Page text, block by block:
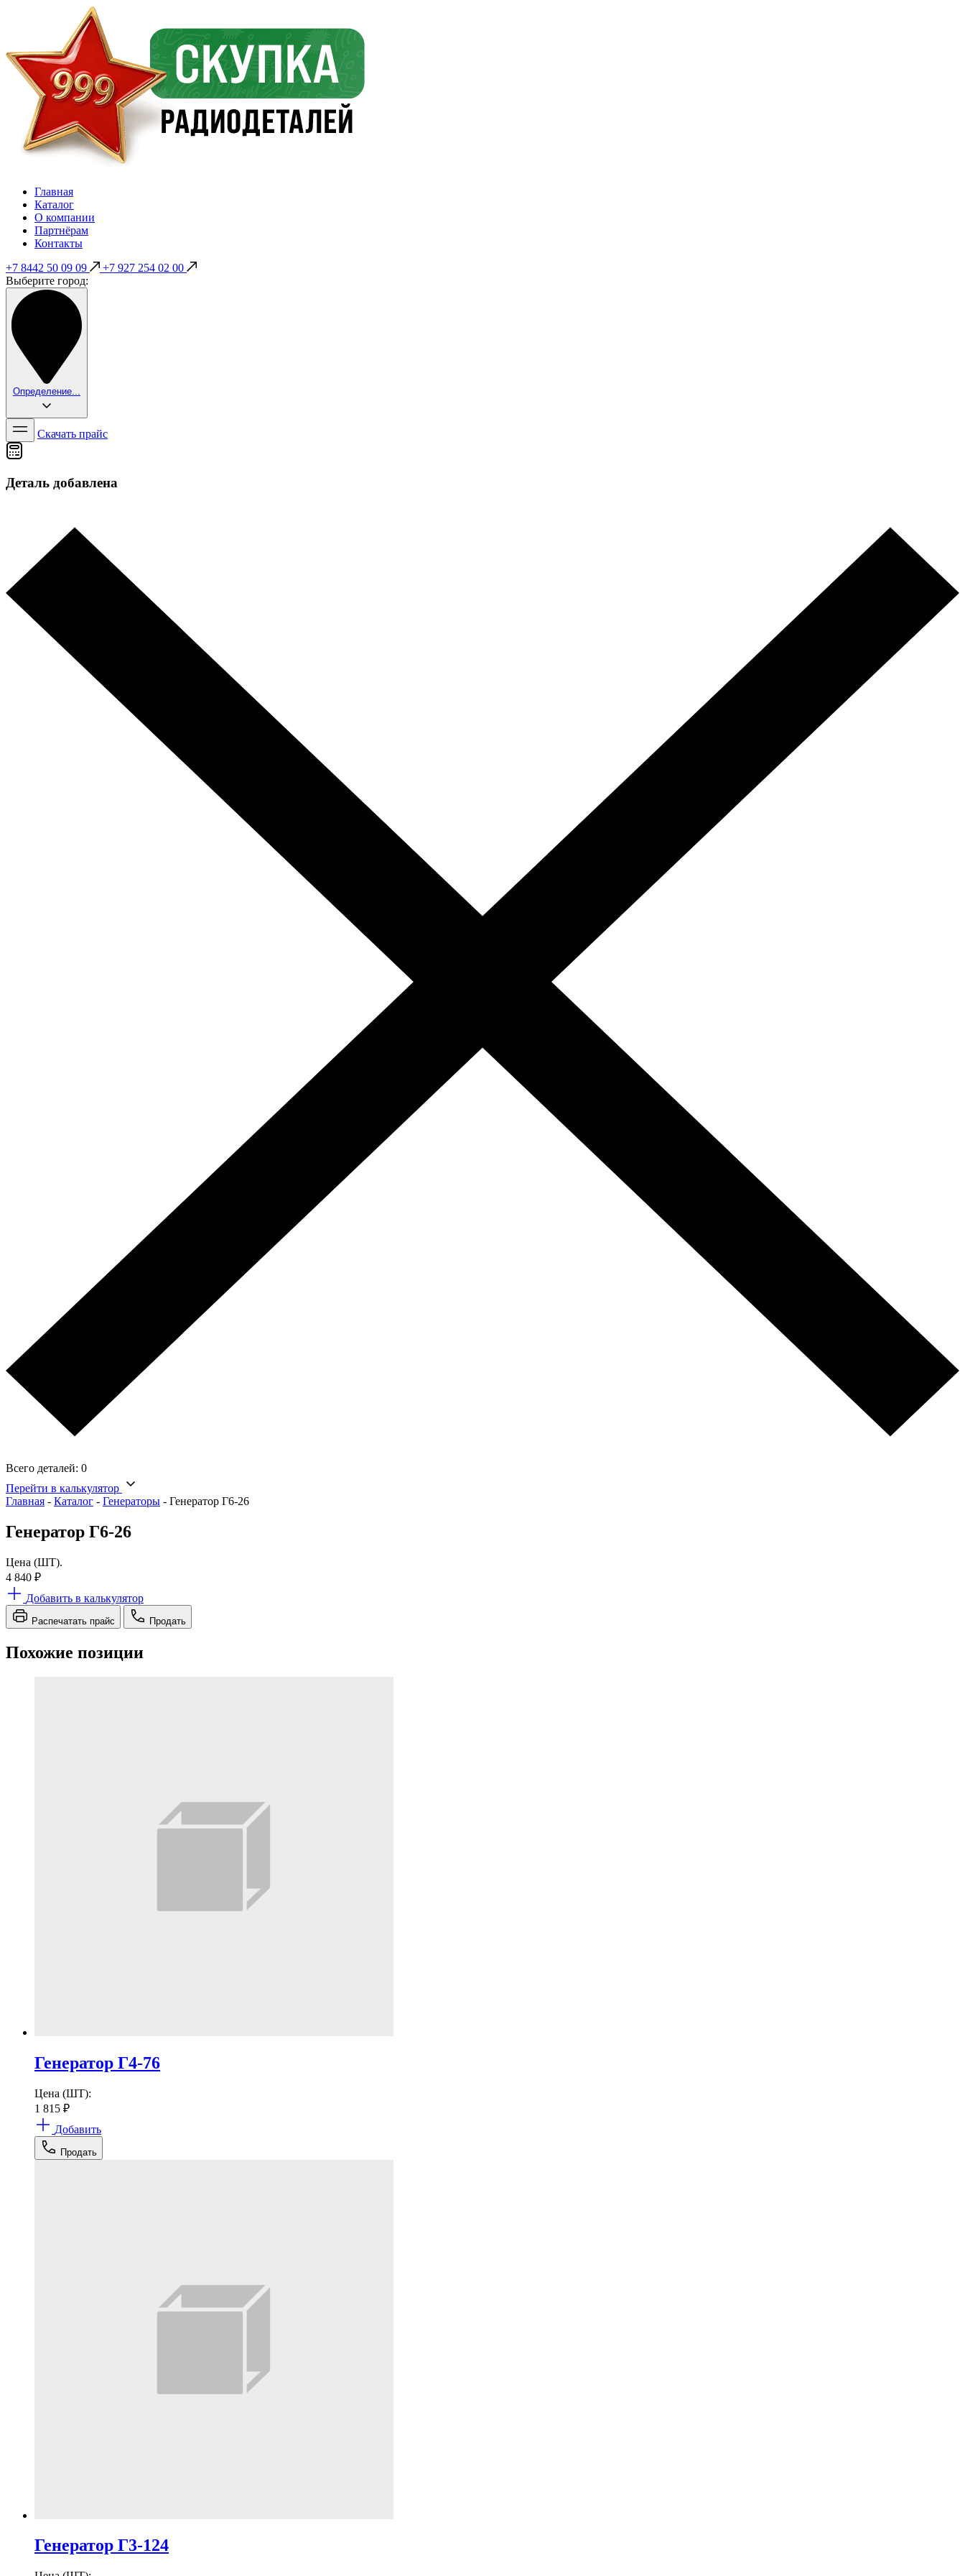
Главная
Каталог
О компании
Партнёрам
Контакты
+7 8442 50 09 09
+7 927 254 02 00
Выберите город:
Определение...
Скачать прайс
Деталь добавлена
Всего деталей: 0
Перейти в калькулятор
Главная - Каталог - Генераторы - Генератор Г6-26
Генератор Г6-26
Цена (ШТ).
4 840 ₽
Добавить в калькулятор
Распечатать прайс Продать
Похожие позиции
Генератор Г4-76
Цена (ШТ):
1 815 ₽
Добавить
Продать
Генератор Г3-124